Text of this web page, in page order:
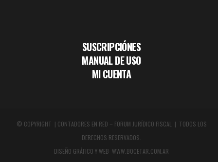
SUSCRIPCIÓNES
MANUAL DE USO
MI CUENTA
© COPYRIGHT | CONTADORES EN RED – FORUM JURÍDICO FISCAL | TODOS LOS
DERECHOS RESERVADOS.
DISEÑO GRÁFICO Y WEB: WWW.BOCETAR.COM.AR